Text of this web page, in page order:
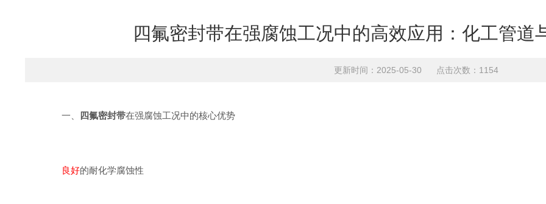
四氟密封带在强腐蚀工况中的高效应用：化工管道
更新时间：2025-05-30 点击次数：1154
一、 四氟密封带在强腐蚀工况中的核心优势
良好的耐化学腐蚀性